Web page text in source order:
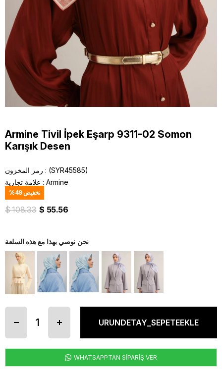
Armine Tivil İpek Eşarp 9311-02 Somon
Karışık Desen
رمز المخزون
(SYR45585)
علامة تجارية : Armine
%49تخفيض
$ 108.33 $ 55.56
نحن نوصي بهذا مع هذه السلعة
WHATSAPPTAN SİPARİŞ VER